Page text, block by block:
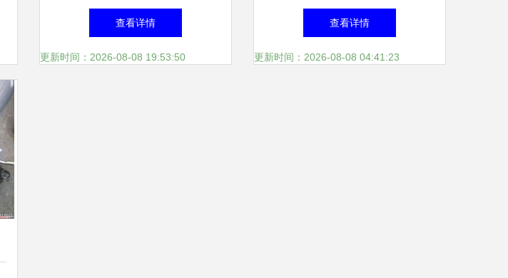
却承载着大安全
查看详情
更新时间：2026-08-08 19:53:50
创新与突破
查看详情
更新时间：2026-08-08 04:41:23